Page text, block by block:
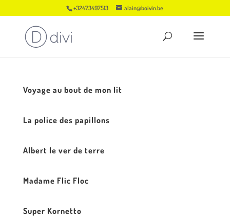
+32473497513 alain@boivin.be
Voyage au bout de mon lit
La police des papillons
Albert le ver de terre
Madame Flic Floc
Super Kornetto